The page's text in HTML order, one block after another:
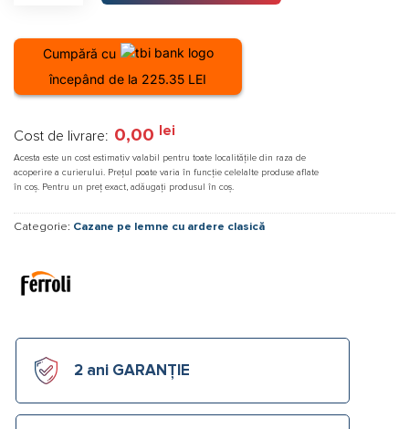
Cumpără cu
începând de la 225.35 LEI
Cost de livrare: 0,00 lei
Acesta este un cost estimativ valabil pentru toate localitățile din raza de
acoperire a curierului. Prețul poate varia în funcție celelalte produse aflate
în coș. Pentru un preț exact, adăugați produsul în coș.
Categorie: Cazane pe lemne cu ardere clasică
2 ani GARANȚIE